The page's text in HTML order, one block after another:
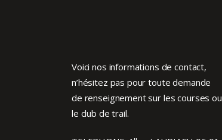
Voici nos informations de contact,
n’hésitez pas pour toute demande
de renseignement sur les courses ou
le club de trail.